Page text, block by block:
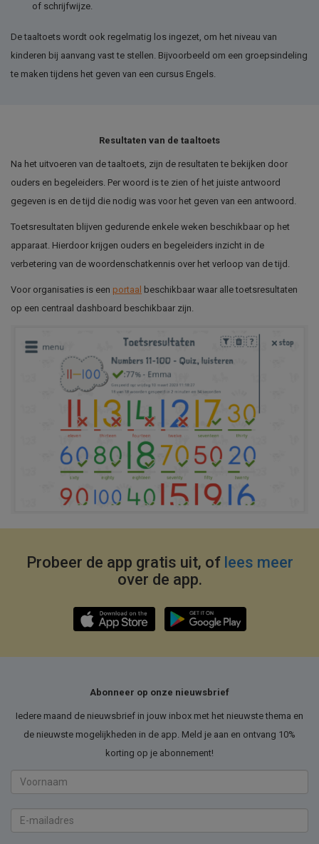
of schrijfwijze.
De taaltoets wordt ook regelmatig los ingezet, om het niveau van
kinderen bij aanvang vast te stellen. Bijvoorbeeld om een groepsindeling
te maken tijdens het geven van een cursus Engels.
Resultaten van de taaltoets
Na het uitvoeren van de taaltoets, zijn de resultaten te bekijken door
ouders en begeleiders. Per woord is te zien of het juiste antwoord
gegeven is en de tijd die nodig was voor het geven van een antwoord.
Toetsresultaten blijven gedurende enkele weken beschikbaar op het
apparaat. Hierdoor krijgen ouders en begeleiders inzicht in de
verbetering van de woordenschatkennis over het verloop van de tijd.
Voor organisaties is een portaal beschikbaar waar alle toetsresultaten
op een centraal dashboard beschikbaar zijn.
Probeer de app gratis uit, of lees meer
over de app.
Abonneer op onze nieuwsbrief
Iedere maand de nieuwsbrief in jouw inbox met het nieuwste thema en
de nieuwste mogelijkheden in de app. Meld je aan en ontvang 10%
korting op je abonnement!
Voornaam
mailadres